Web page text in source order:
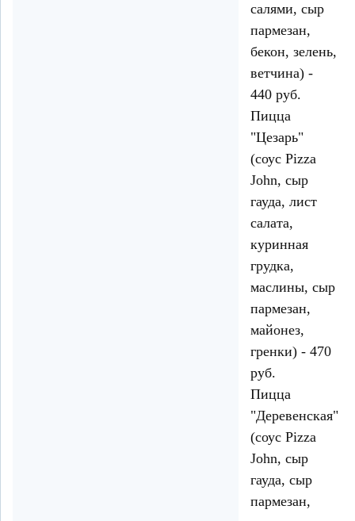
салями, сыр
пармезан,
бекон, зелень,
ветчина) -
440 руб.
Пицца
"Цезарь"
(соус Pizza
John, сыр
гауда, лист
салата,
куринная
грудка,
маслины, сыр
пармезан,
майонез,
гренки) - 470
руб.
Пицца
"Деревенская"
(соус Pizza
John, сыр
гауда, сыр
пармезан,